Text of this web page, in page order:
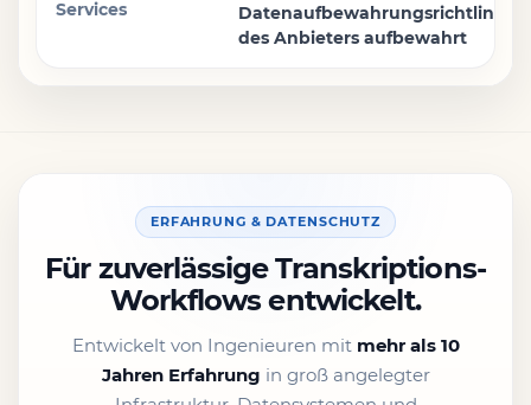
Datenaufbewahrungsrichtlinien
des Anbieters aufbewahrt
ERFAHRUNG & DATENSCHUTZ
Für zuverlässige Transkriptions-
Workflows entwickelt.
Entwickelt von Ingenieuren mit mehr als 10
Jahren Erfahrung in groß angelegter